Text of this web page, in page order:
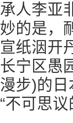
承人李亚
妙的是，
宣纸洇开
长宁区愚
漫步)的
“不可思